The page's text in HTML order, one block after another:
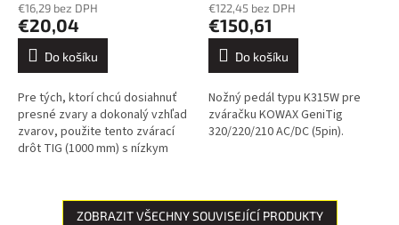
€16,29 bez DPH
€20,04
Do košíku
Pre tých, ktorí chcú dosiahnuť
presné zvary a dokonalý vzhľad
zvarov, použite tento zvárací
drôt TIG (1000 mm) s nízkym
€122,45 bez DPH
€150,61
Do košíku
Nožný pedál typu K315W pre
zváračku KOWAX GeniTig
320/220/210 AC/DC (5pin).
ZOBRAZIT VŠECHNY SOUVISEJÍCÍ PRODUKTY